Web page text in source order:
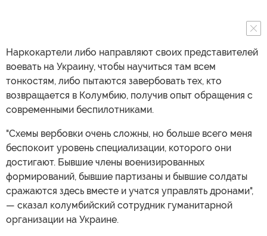
Наркокартели либо направляют своих представителей
воевать на Украину, чтобы научиться там всем
тонкостям, либо пытаются завербовать тех, кто
возвращается в Колумбию, получив опыт обращения с
современными беспилотниками.
"Схемы вербовки очень сложны, но больше всего меня
беспокоит уровень специализации, которого они
достигают. Бывшие члены военизированных
формирований, бывшие партизаны и бывшие солдаты
сражаются здесь вместе и учатся управлять дронами",
— сказал колумбийский сотрудник гуманитарной
организации на Украине.